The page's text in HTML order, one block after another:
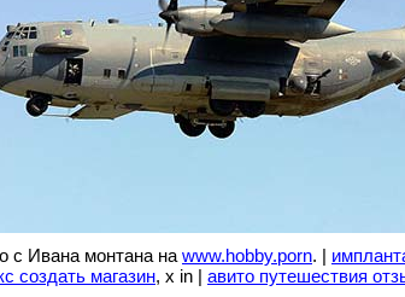
с Ивана монтана на www.hobby.porn. |
создать магазин, x in | авито путешествия